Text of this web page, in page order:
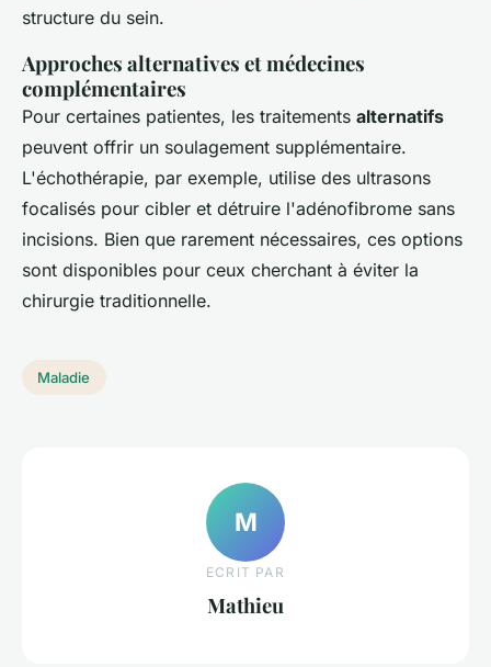
structure du sein.
Approches alternatives et médecines
complémentaires
Pour certaines patientes, les traitements alternatifs
peuvent offrir un soulagement supplémentaire.
L'échothérapie, par exemple, utilise des ultrasons
focalisés pour cibler et détruire l'adénofibrome sans
incisions. Bien que rarement nécessaires, ces options
sont disponibles pour ceux cherchant à éviter la
chirurgie traditionnelle.
Maladie
M
ECRIT PAR
Mathieu